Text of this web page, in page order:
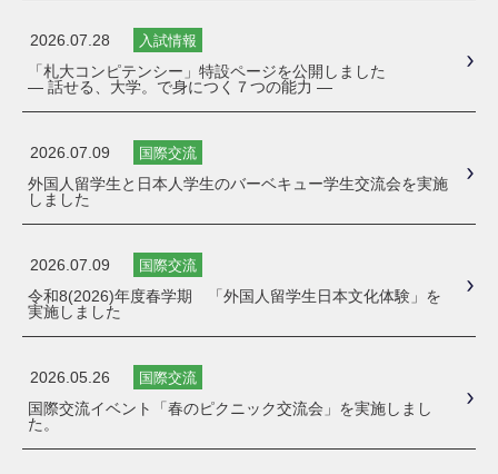
2026.07.28 入試情報
「札大コンピテンシー」特設ページを公開しました
― 話せる、大学。で身につく７つの能力 ―
2026.07.09 国際交流
外国人留学生と日本人学生のバーベキュー学生交流会を実施
しました
2026.07.09 国際交流
令和8(2026)年度春学期 「外国人留学生日本文化体験」を
実施しました
2026.05.26 国際交流
国際交流イベント「春のピクニック交流会」を実施しまし
た。